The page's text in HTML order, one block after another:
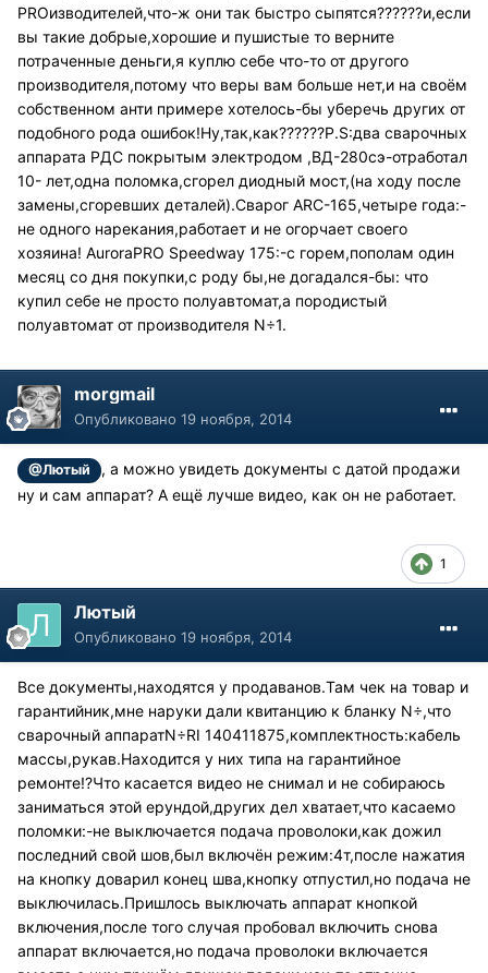
PROизводителей,что-ж они так быстро сыпятся??????и,если
вы такие добрые,хорошие и пушистые то верните
потраченные деньги,я куплю себе что-то от другого
производителя,потому что веры вам больше нет,и на своём
собственном анти примере хотелось-бы уберечь других от
подобного рода ошибок!Ну,так,как??????P.S:два сварочных
аппарата РДС покрытым электродом ,ВД-280сэ-отработал
10- лет,одна поломка,сгорел диодный мост,(на ходу после
замены,сгоревших деталей).Сварог ARC-165,четыре года:-
не одного нарекания,работает и не огорчает своего
хозяина! AuroraPRO Speedway 175:-с горем,пополам один
месяц со дня покупки,с роду бы,не догадался-бы: что
купил себе не просто полуавтомат,а породистый
полуавтомат от производителя N÷1.
morgmail
Опубликовано 19 ноября, 2014
@Лютый
, а можно увидеть документы с датой продажи
ну и сам аппарат? А ещё лучше видео, как он не работает.
1
Лютый
Опубликовано 19 ноября, 2014
Все документы,находятся у продаванов.Там чек на товар и
гарантийник,мне наруки дали квитанцию к бланку N÷,что
сварочный аппаратN÷RI 140411875,комплектность:кабель
массы,рукав.Находится у них типа на гарантийное
ремонте!?Что касается видео не снимал и не собираюсь
заниматься этой ерундой,других дел хватает,что касаемо
поломки:-не выключается подача проволоки,как дожил
последний свой шов,был включён режим:4т,после нажатия
на кнопку доварил конец шва,кнопку отпустил,но подача не
выключилась.Пришлось выключать аппарат кнопкой
включения,после того случая пробовал включить снова
аппарат включается,но подача проволоки включается